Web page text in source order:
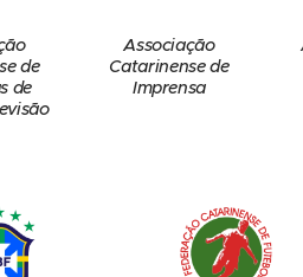
de
de
Associação
Catarinense de
Imprensa